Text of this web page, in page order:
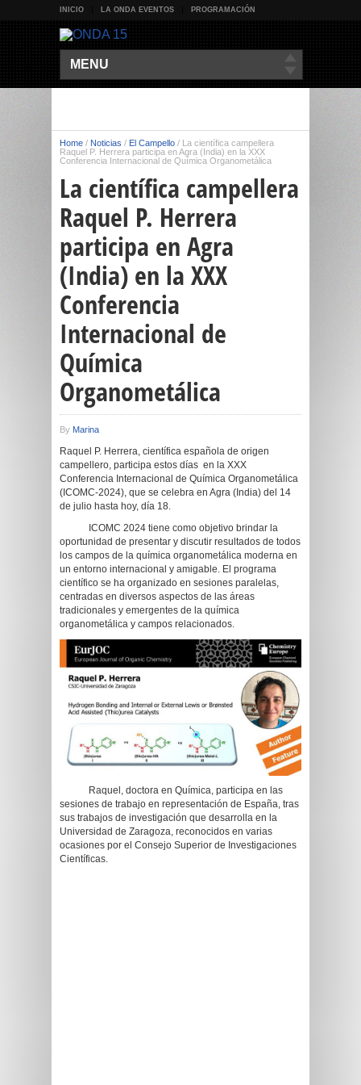
INICIO LA ONDA EVENTOS PROGRAMACIÓN
MENU
Home / Noticias / El Campello / La científica campellera
Raquel P. Herrera participa en Agra (India) en la XXX
Conferencia Internacional de Química Organometálica
La científica campellera
Raquel P. Herrera
participa en Agra
(India) en la XXX
Conferencia
Internacional de
Química
Organometálica
By Marina
Raquel P. Herrera, científica española de origen
campellero, participa estos días en la XXX
Conferencia Internacional de Química Organometálica
(ICOMC-2024), que se celebra en Agra (India) del 14
de julio hasta hoy, día 18.
ICOMC 2024 tiene como objetivo brindar la
oportunidad de presentar y discutir resultados de todos
los campos de la química organometálica moderna en
un entorno internacional y amigable. El programa
científico se ha organizado en sesiones paralelas,
centradas en diversos aspectos de las áreas
tradicionales y emergentes de la química
organometálica y campos relacionados.
Raquel, doctora en Química, participa en las
sesiones de trabajo en representación de España, tras
sus trabajos de investigación que desarrolla en la
Universidad de Zaragoza, reconocidos en varias
ocasiones por el Consejo Superior de Investigaciones
Científicas.